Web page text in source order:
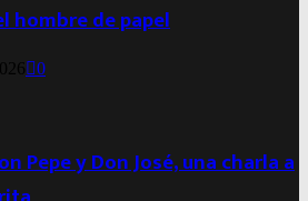
hombre de papel
0
Pepe y Don José, una charla a